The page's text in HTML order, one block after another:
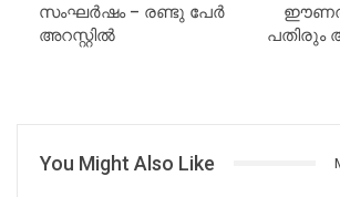
സംഘര്‍ഷം – രണ്ടു പേര്‍
അറസ്റ്റില്‍
പതിരും
You Might Also Like